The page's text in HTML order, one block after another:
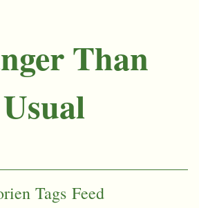
Than
Usual
Tags Feed